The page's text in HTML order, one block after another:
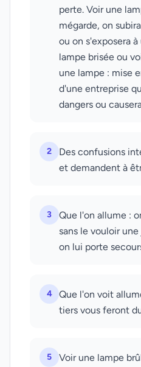
perte. Voir une
mégarde, on
ou on s'exposera
lampe brisée ou
une lampe : mise
d'une entreprise
dangers ou
2
Des confusions
et demandent à
3
Que l'on allume :
sans le vouloir
on lui porte
4
Que l'on voit
tiers vous feront
5
Voir une lampe